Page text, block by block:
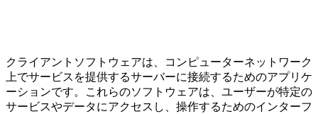
クライアントソフトウェアは、コンピューターネットワーク
上でサービスを提供するサーバーに接続するためのアプリケ
ーションです。これらのソフトウェアは、ユーザーが特定の
サービスやデータにアクセスし、操作するためのインターフ